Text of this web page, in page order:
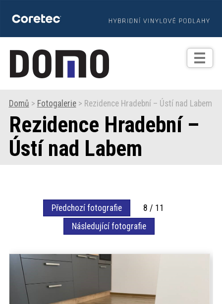
TIPY
Zprávy
Praxe
Fotogalerie
Prodejní
ProfiMag
Kontakt
Domů > Fotogalerie> Rezidence Hradební – Ústí nad Labem
Rezidence Hradební –
Ústí nad Labem
Předchozí fotografie
8 / 11
Následující fotografie